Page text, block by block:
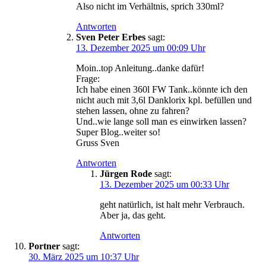
Also nicht im Verhältnis, sprich 330ml?
Antworten
Sven Peter Erbes sagt:
13. Dezember 2025 um 00:09 Uhr
Moin..top Anleitung..danke dafür!
Frage:
Ich habe einen 360l FW Tank..könnte ich den
nicht auch mit 3,6l Danklorix kpl. befüllen und
stehen lassen, ohne zu fahren?
Und..wie lange soll man es einwirken lassen?
Super Blog..weiter so!
Gruss Sven
Antworten
Jürgen Rode sagt:
13. Dezember 2025 um 00:33 Uhr
geht natürlich, ist halt mehr Verbrauch.
Aber ja, das geht.
Antworten
Portner sagt:
30. März 2025 um 10:37 Uhr